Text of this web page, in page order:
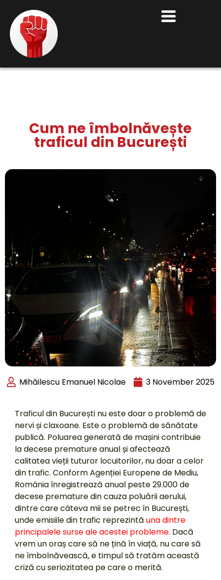
Cum ne îmbolnăvește
traficul din București
Mihăilescu Emanuel Nicolae 3 November 2025
Traficul din București nu este doar o problemă de
nervi și claxoane. Este o problemă de sănătate
publică. Poluarea generată de mașini contribuie
la decese premature anual și afectează
calitatea vieții tuturor locuitorilor, nu doar a celor
din trafic. Conform Agenției Europene de Mediu,
România înregistrează anual peste 29.000 de
decese premature din cauza poluării aerului,
dintre care câteva mii se petrec în București,
unde emisiile din trafic reprezintă una dintre
principalele surse ale acestei probleme. Dacă
vrem un oraș care să ne țină în viață, nu care să
ne îmbolnăvească, e timpul să tratăm această
criză cu seriozitatea pe care o merită.